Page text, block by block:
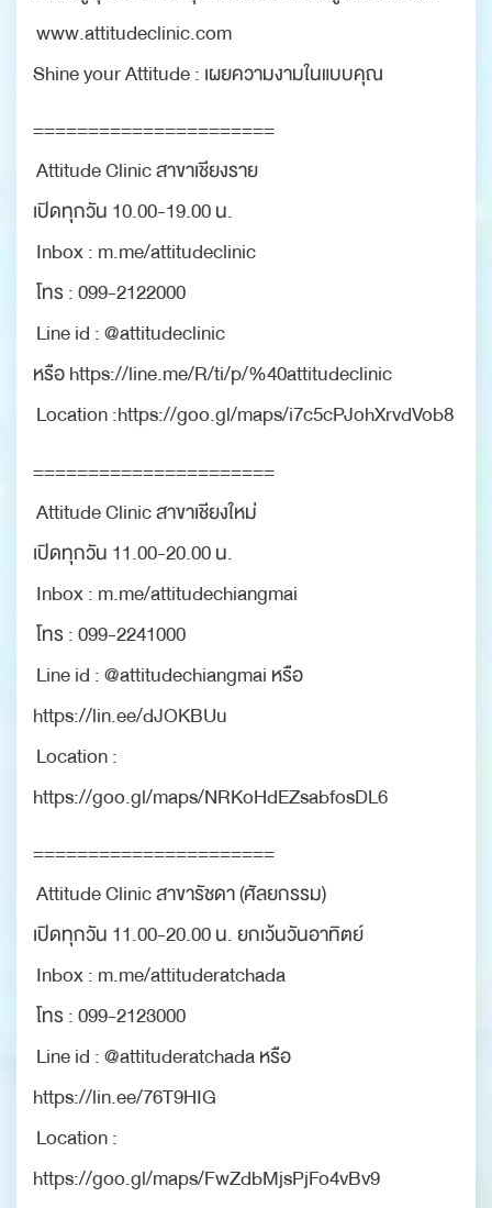
www.attitudeclinic.com
Shine your Attitude : เผยความงามในแบบคุณ
======================
Attitude Clinic สาขาเชียงราย
เปิดทุกวัน 10.00-19.00 น.
Inbox : m.me/attitudeclinic
โทร : 099-2122000
Line id : @attitudeclinic
หรือ https://line.me/R/ti/p/%40attitudeclinic
Location :https://goo.gl/maps/i7c5cPJohXrvdVob8
======================
Attitude Clinic สาขาเชียงใหม่
เปิดทุกวัน 11.00-20.00 น.
Inbox : m.me/attitudechiangmai
โทร : 099-2241000
Line id : @attitudechiangmai หรือ
https://lin.ee/dJOKBUu
Location :
https://goo.gl/maps/NRKoHdEZsabfosDL6
======================
Attitude Clinic สาขารัชดา (ศัลยกรรม)
เปิดทุกวัน 11.00-20.00 น. ยกเว้นวันอาทิตย์
Inbox : m.me/attituderatchada
โทร : 099-2123000
Line id : @attituderatchada หรือ
https://lin.ee/76T9HIG
Location :
https://goo.gl/maps/FwZdbMjsPjFo4vBv9